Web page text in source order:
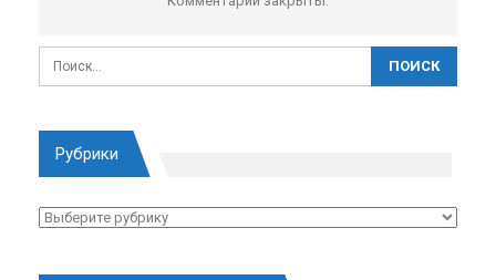
Рубрики
Рубрики